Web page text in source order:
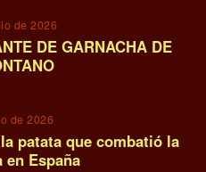
de 2026
DE GARNACHA DE
de 2026
patata que combatió la
en España